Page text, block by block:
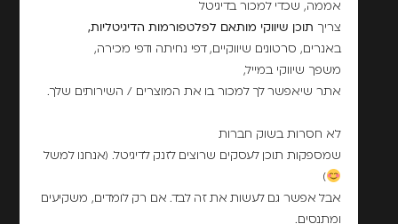
אממה, שכדי למכור בדיגיטל
צריך תוכן שיווקי מותאם לפלטפורמות הדיגיטליות,
באנרים, סרטונים שיווקיים, דפי נחיתה ודפי מכירה,
משפך שיווקי במייל,
אתר שיאפשר לך למכור בו את המוצרים / השירותים שלך.
לא חסרות בשוק חברות
שמספקות תוכן לעסקים שרוצים לזנק לדיגיטל. (אנחנו למשל
)
אבל אפשר גם לעשות את זה לבד. אם רק לומדים, משקיעים
ומתנסים.